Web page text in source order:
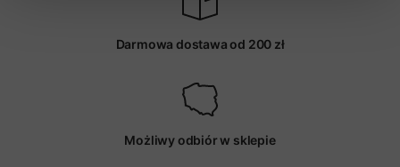
Darmowa dostawa od 200 zł
Możliwy odbiór w sklepie